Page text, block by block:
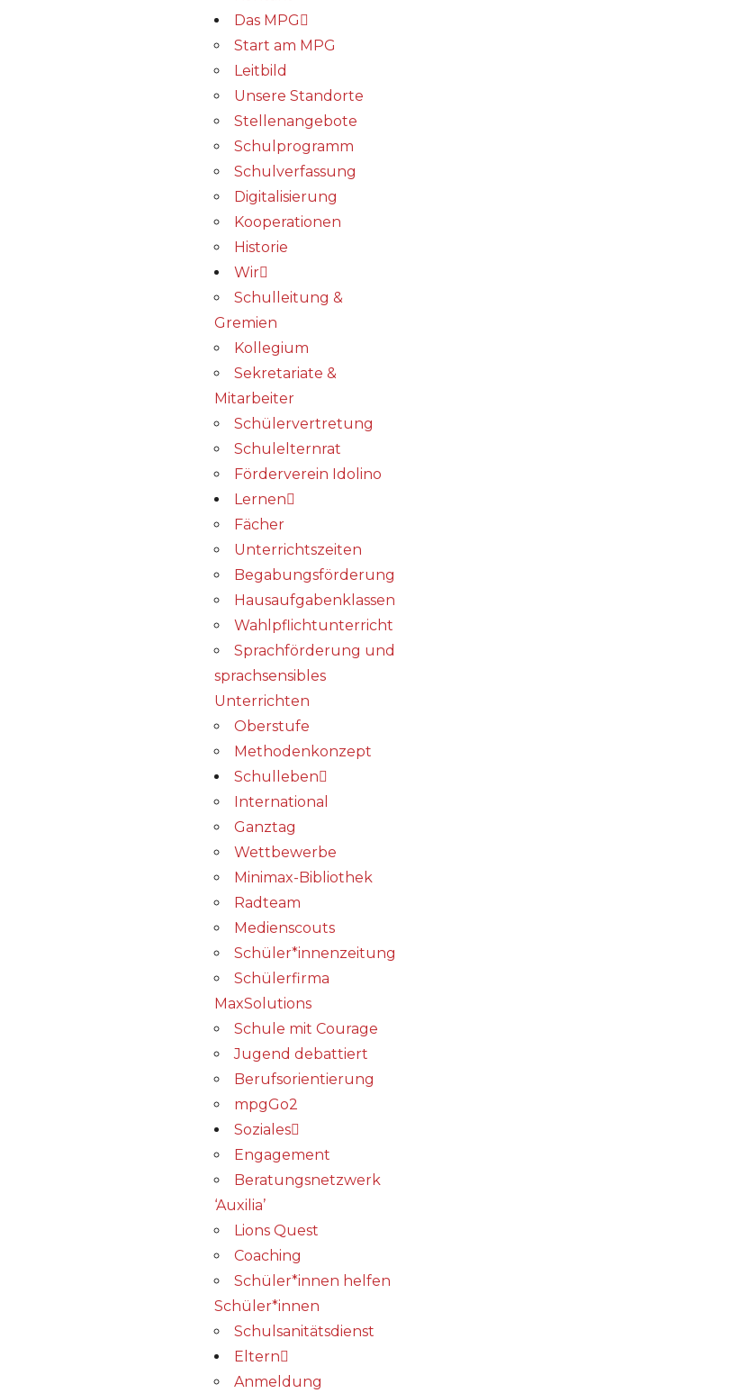
Das MPG
Start am MPG
Leitbild
Unsere Standorte
Stellenangebote
Schulprogramm
Schulverfassung
Digitalisierung
Kooperationen
Historie
Wir
Schulleitung &
Gremien
Kollegium
Sekretariate &
Mitarbeiter
Schülervertretung
Schulelternrat
Förderverein Idolino
Lernen
Fächer
Unterrichtszeiten
Begabungs­förderung
Hausaufgabenklassen
Wahlpflichtunterricht
Sprachförderung und
sprachsensibles
Unterrichten
Oberstufe
Methodenkonzept
Schulleben
International
Ganztag
Wettbewerbe
Minimax-Bibliothek​
Radteam
Medienscouts
Schüler*innenzeitung
Schülerfirma
MaxSolutions
Schule mit Courage
Jugend debattiert
Berufsorientierung
mpgGo2
Soziales
Engagement
Beratungsnetzwerk
‘Auxilia’
Lions Quest
Coaching
Schüler*innen helfen
Schüler*innen
Schulsanitätsdienst
Eltern
Anmeldung